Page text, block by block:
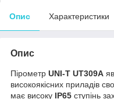
Опис Характеристики
Опис
Пірометр UNI-T UT309A
високоякісних приладів
має високу IP65 ступінь